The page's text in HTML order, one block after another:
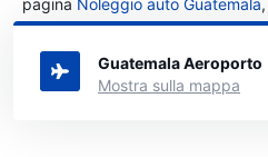
pagina Noleggio auto Guatemala
quale città in Guatemala si vuole
Guatemala Aeroporto
Mostra sulla mappa